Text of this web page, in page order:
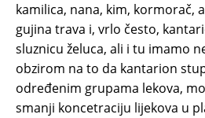
kamilica, nana, kim, kormorač,
gujina trava i, vrlo često,
sluznicu želuca, ali i tu imamo
obzirom na to da kantarion
određenim grupama lekova,
smanji koncetraciju lijekova u